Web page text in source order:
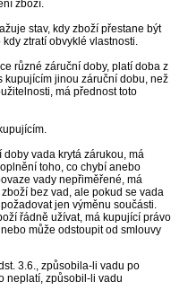
zboží.
stav, kdy zboží přestane být
ztratí obvyklé vlastnosti.
různé záruční doby, platí doba z
jinou záruční dobu, než
má přednost toto
vada krytá zárukou, má
toho, co chybí anebo
vady nepřiměřené, má
bez vad, ale pokud se vada
jen výměnu součásti.
řádně užívat, má kupující právo
může odstoupit od smlouvy
3.6., způsobila-li vadu po
neplatí, způsobil-li vadu